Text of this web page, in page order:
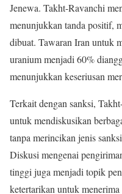
Jenewa. Takht-Ravanchi
menunjukkan tanda positif,
dibuat. Tawaran Iran untuk
uranium menjadi 60%
menunjukkan keseriusan
Terkait dengan sanksi,
untuk mendiskusikan
tanpa merincikan jenis
Diskusi mengenai
tinggi juga menjadi topik
ketertarikan untuk